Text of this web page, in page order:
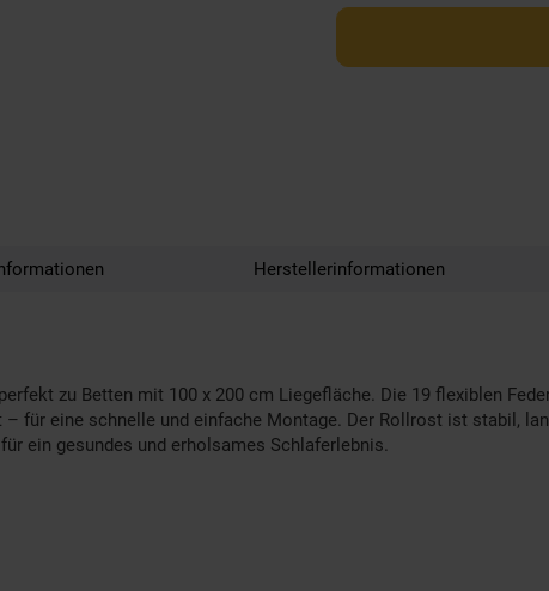
Herstellerinformationen
zu Betten mit 100 x 200 cm Liegefläche. Die 19 flexiblen
für eine schnelle und einfache Montage. Der Rollrost ist stabil,
ein gesundes und erholsames Schlaferlebnis.